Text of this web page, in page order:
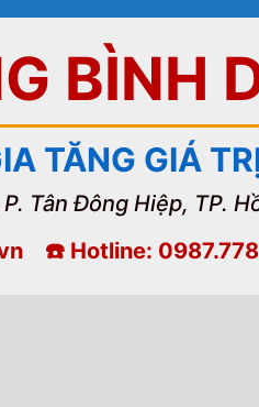
BÌNH
TĂNG GIÁ
Tân Đông Hiệp, TP.
☎️ Hotline: